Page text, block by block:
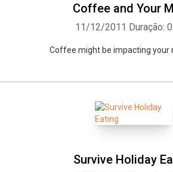
Coffee and Your
11/12/2011 Duração:
Coffee might be impacting your
Survive Holiday